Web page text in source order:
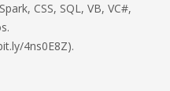
CSS, SQL, VB, VC#,
4ns0E8Z).